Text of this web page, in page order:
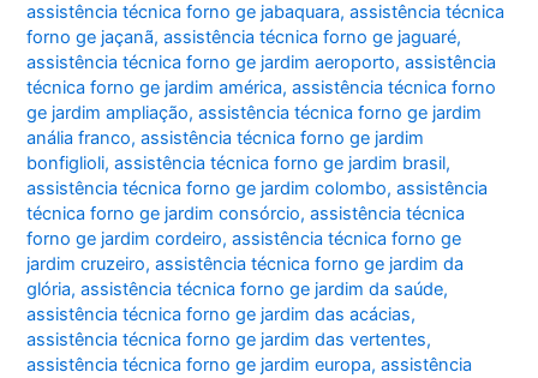
assistência técnica forno ge jabaquara,assistência técnica
forno ge jaçanã,assistência técnica forno ge jaguaré,
assistência técnica forno ge jardim aeroporto,assistência
técnica forno ge jardim américa,assistência técnica forno
ge jardim ampliação,assistência técnica forno ge jardim
anália franco,assistência técnica forno ge jardim
bonfiglioli,assistência técnica forno ge jardim brasil,
assistência técnica forno ge jardim colombo,assistência
técnica forno ge jardim consórcio,assistência técnica
forno ge jardim cordeiro,assistência técnica forno ge
jardim cruzeiro,assistência técnica forno ge jardim da
glória,assistência técnica forno ge jardim da saúde,
assistência técnica forno ge jardim das acácias,
assistência técnica forno ge jardim das vertentes,
assistência técnica forno ge jardim europa,assistência